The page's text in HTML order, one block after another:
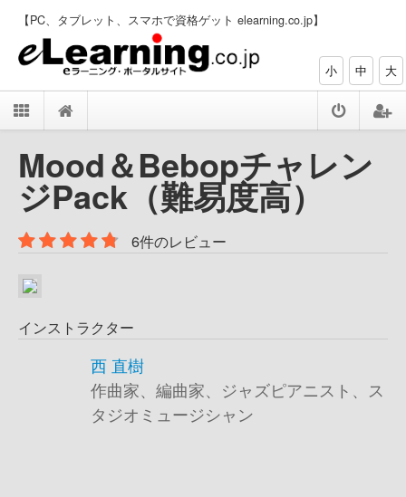
【PC、タブレット、スマホで資格ゲット elearning.co.jp】
小 中 大
Mood＆Bebopチャレン
ジPack（難易度高）
6件のレビュー
インストラクター
西 直樹
作曲家、編曲家、ジャズピアニスト、ス
タジオミュージシャン